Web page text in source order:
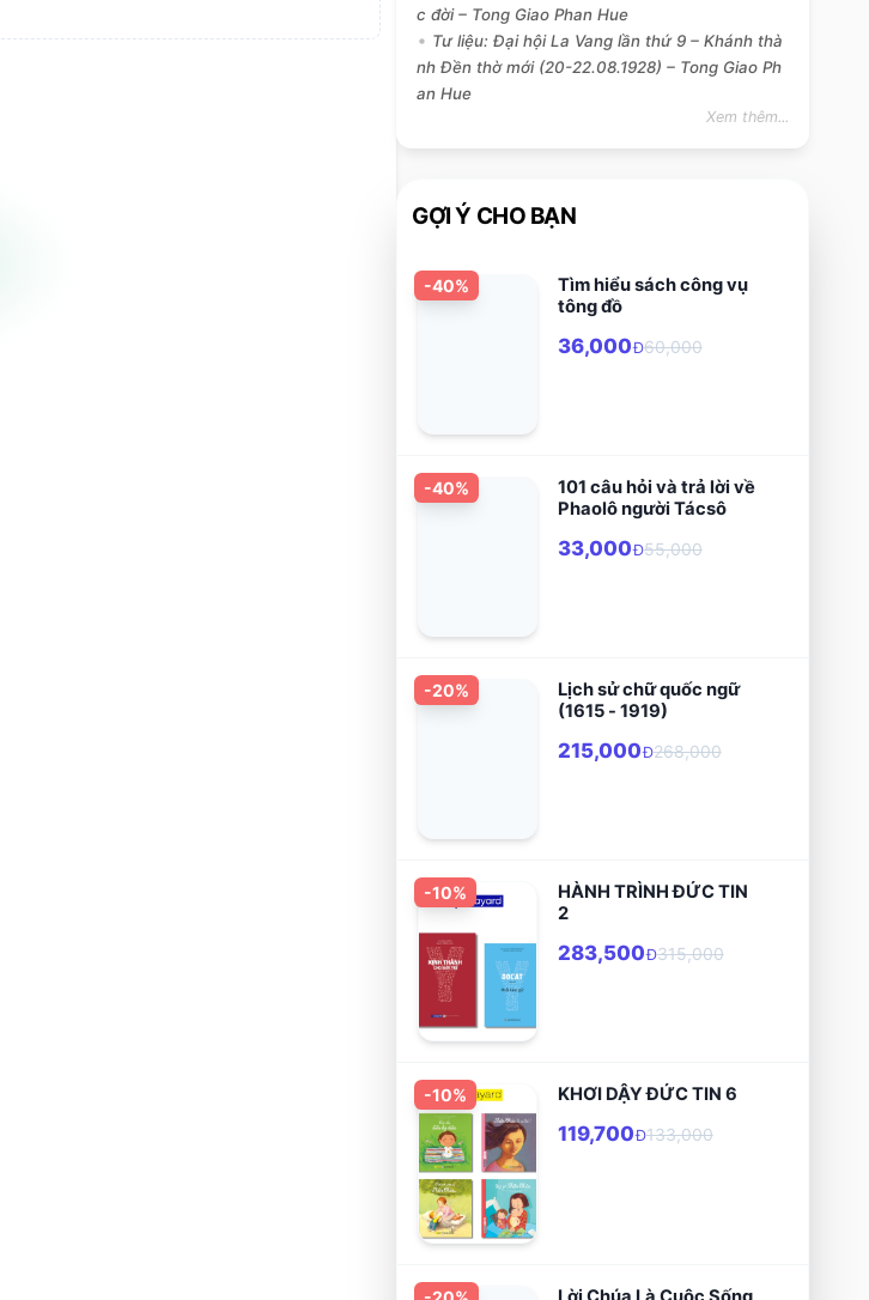
c đời – Tong Giao Phan Hue
Tư liệu: Đại hội La Vang lần thứ 9 – Khánh thà
nh Đền thờ mới (20-22.08.1928) – Tong Giao Ph
an Hue
Xem thêm...
GỢI Ý CHO BẠN
-40%
Tìm hiểu sách công vụ
tông đồ
36,000Đ60,000
-40%
101 câu hỏi và trả lời về
Phaolô người Tácsô
33,000Đ55,000
-20%
Lịch sử chữ quốc ngữ
(1615 - 1919)
215,000Đ268,000
-10%
HÀNH TRÌNH ĐỨC TIN
2
283,500Đ315,000
-10% KHƠI DẬY ĐỨC TIN 6
119,700Đ133,000